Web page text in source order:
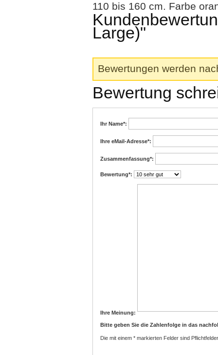
110 bis 160 cm. Farbe
Large)"
Bewertungen werden
Bewertung
Ihr Name*:
Ihre eMail-Adresse*:
Zusammenfassung*:
Bewertung*:
Ihre Meinung:
Bitte geben Sie die Zahlenfolge in das
Die mit einem * markierten Felder sind